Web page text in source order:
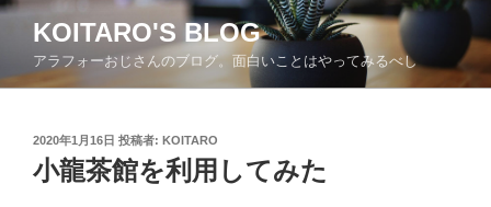
コ
ン
KOITARO'S BLOG
アラフォーおじさんのブログ。面白いことはやってみるべし
投
日:
2020年1月16日 投稿者: KOITARO
小龍茶館を利用してみた